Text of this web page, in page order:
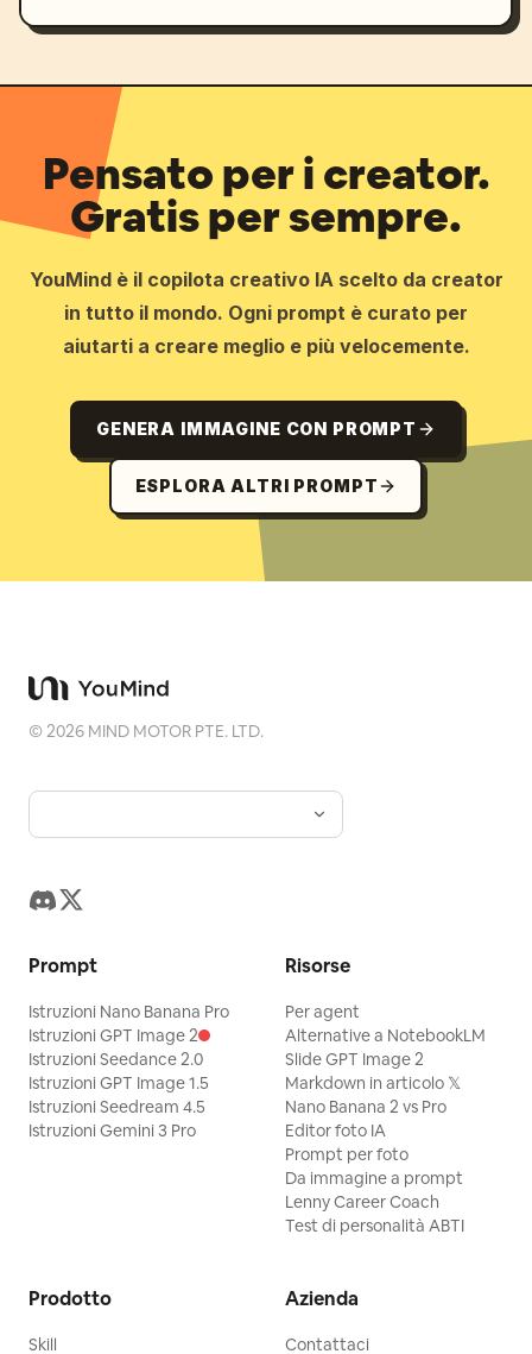
Pensato per i creator.
Gratis per sempre.
YouMind è il copilota creativo IA scelto da creator
in tutto il mondo. Ogni prompt è curato per
aiutarti a creare meglio e più velocemente.
GENERA IMMAGINE CON PROMPT
ESPLORA ALTRI PROMPT
©2026 MIND MOTOR PTE. LTD.
Prompt
Istruzioni Nano Banana Pro
Istruzioni GPT Image 2
Istruzioni Seedance 2.0
Istruzioni GPT Image 1.5
Istruzioni Seedream 4.5
Istruzioni Gemini 3 Pro
Risorse
Per agent
Alternative a NotebookLM
Slide GPT Image 2
Markdown in articolo 𝕏
Nano Banana 2 vs Pro
Editor foto IA
Prompt per foto
Da immagine a prompt
Lenny Career Coach
Test di personalità ABTI
Prodotto
Skill
Azienda
Contattaci